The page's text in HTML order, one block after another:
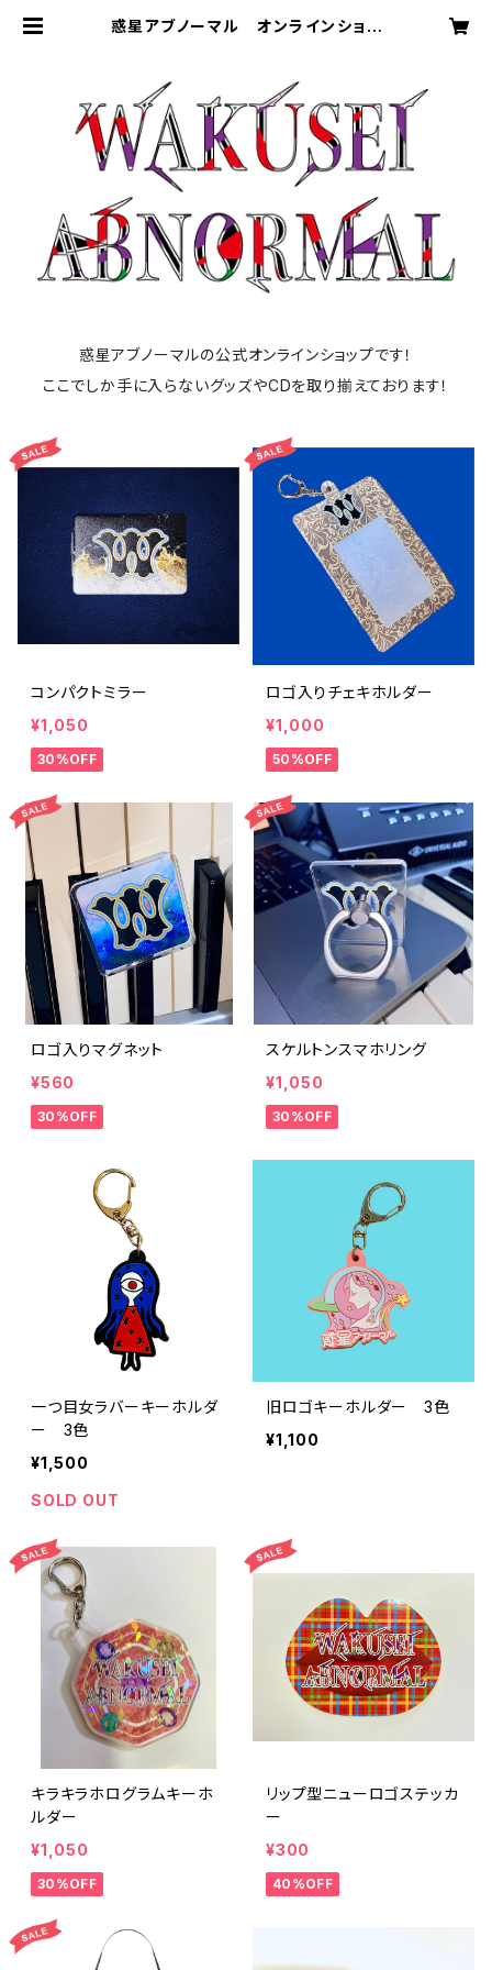
惑星アブノーマル オンラインショッ
惑星アブノーマルの公式オンラインショップです！
ここでしか手に入らないグッズやCDを取り揃えております！
コンパクトミラー
¥1,050
30%OFF
ロゴ入りチェキホルダー
¥1,000
50%OFF
ロゴ入りマグネット
¥560
30%OFF
スケルトンスマホリング
¥1,050
30%OFF
一つ目女ラバーキーホルダ
ー 3色
¥1,500
SOLD OUT
旧ロゴキーホルダー 3色
¥1,100
キラキラホログラムキーホ
ルダー
¥1,050
30%OFF
リップ型ニューロゴステッカ
ー
¥300
40%OFF